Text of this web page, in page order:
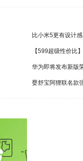
比小米5更有设计
【599超级性价比
华为即将发布新版
婴舒宝阿狸联名款